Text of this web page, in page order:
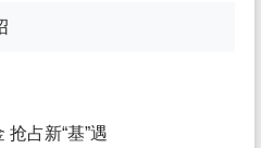
抢占新“基”遇